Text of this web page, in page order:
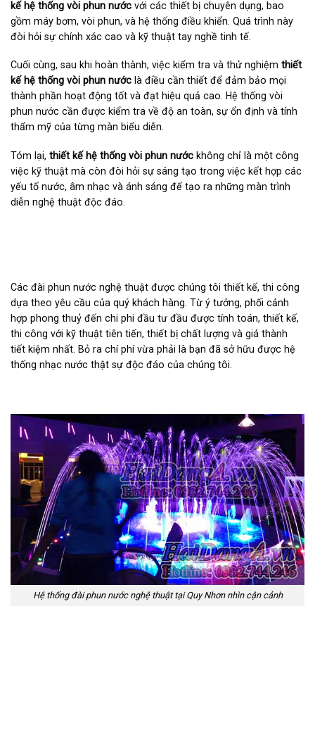
kế hệ thống vòi phun nước với các thiết bị chuyên dụng, bao
gồm máy bơm, vòi phun, và hệ thống điều khiển. Quá trình này
đòi hỏi sự chính xác cao và kỹ thuật tay nghề tinh tế.
Cuối cùng, sau khi hoàn thành, việc kiểm tra và thử nghiệm thiết
kế hệ thống vòi phun nước là điều cần thiết để đảm bảo mọi
thành phần hoạt động tốt và đạt hiệu quả cao. Hệ thống vòi
phun nước cần được kiểm tra về độ an toàn, sự ổn định và tính
thẩm mỹ của từng màn biểu diễn.
Tóm lại, thiết kế hệ thống vòi phun nước không chỉ là một công
việc kỹ thuật mà còn đòi hỏi sự sáng tạo trong việc kết hợp các
yếu tố nước, âm nhạc và ánh sáng để tạo ra những màn trình
diễn nghệ thuật độc đáo.
Các đài phun nước nghệ thuật được chúng tôi thiết kế, thi công
dựa theo yêu cầu của quý khách hàng. Từ ý tưởng, phối cảnh
hợp phong thuỷ đến chi phi đầu tư đầu được tính toán, thiết kế,
thi công với kỹ thuật tiên tiến, thiết bị chất lượng và giá thành
tiết kiệm nhất. Bỏ ra chí phí vừa phải là bạn đã sở hữu được hệ
thống nhạc nước thật sự độc đáo của chúng tôi.
Hệ thống đài phun nước nghệ thuật tại Quy Nhơn nhìn cận cảnh